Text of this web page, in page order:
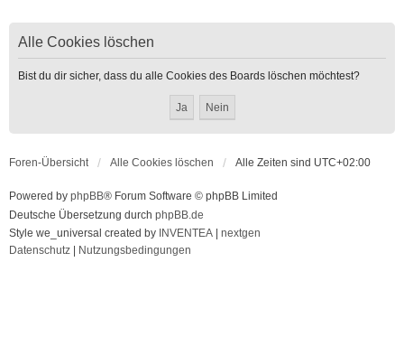
Alle Cookies löschen
Bist du dir sicher, dass du alle Cookies des Boards löschen möchtest?
Foren-Übersicht Alle Cookies löschen Alle Zeiten sind UTC+02:00
Powered by phpBB® Forum Software © phpBB Limited
Deutsche Übersetzung durch phpBB.de
Style we_universal created by INVENTEA
nextgen
Datenschutz
Nutzungsbedingungen